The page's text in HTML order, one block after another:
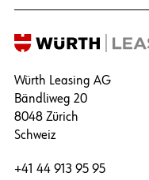
Würth Leasing AG
Bändliweg 20
8048 Zürich
Schweiz
+41 44 913 95 95